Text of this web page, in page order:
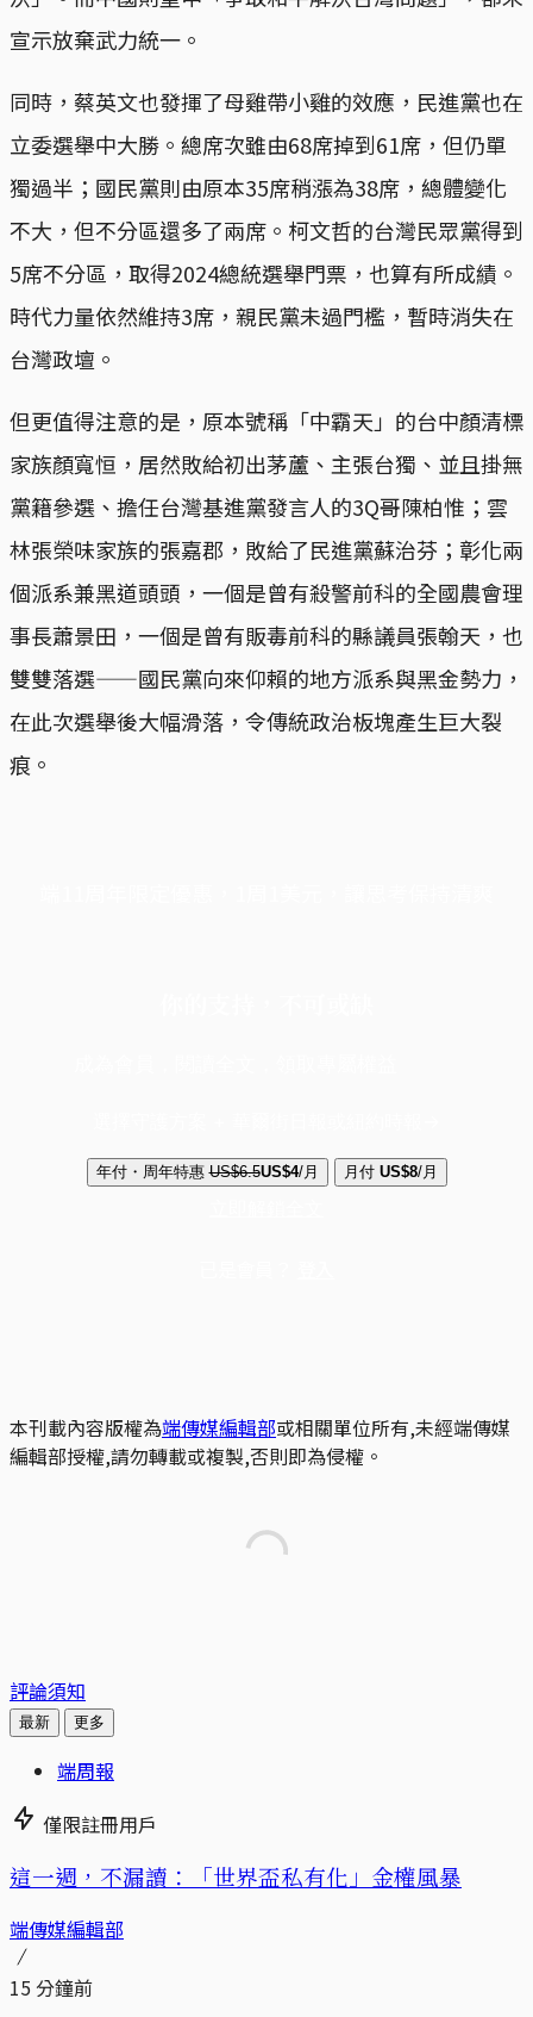
宣示放棄武力統一。
同時，蔡英文也發揮了母雞帶小雞的效應，民進黨也在
立委選舉中大勝。總席次雖由68席掉到61席，但仍單
獨過半；國民黨則由原本35席稍漲為38席，總體變化
不大，但不分區還多了兩席。柯文哲的台灣民眾黨得到
5席不分區，取得2024總統選舉門票，也算有所成績。
時代力量依然維持3席，親民黨未過門檻，暫時消失在
台灣政壇。
但更值得注意的是，原本號稱「中霸天」的台中顏清標
家族顏寬恒，居然敗給初出茅蘆、主張台獨、並且掛無
黨籍參選、擔任台灣基進黨發言人的3Q哥陳柏惟；雲
林張榮味家族的張嘉郡，敗給了民進黨蘇治芬；彰化兩
個派系兼黑道頭頭，一個是曾有殺警前科的全國農會理
事長蕭景田，一個是曾有販毒前科的縣議員張翰天，也
雙雙落選——國民黨向來仰賴的地方派系與黑金勢力，
在此次選舉後大幅滑落，令傳統政治板塊產生巨大裂
痕。
年付・周年特惠 US$6.5US$4/月 月付 US$8/月
本刊載內容版權為端傳媒編輯部或相關單位所有,未經端傳媒
編輯部授權,請勿轉載或複製,否則即為侵權。
評論須知
最新 更多
端周報
僅限註冊用戶
這一週，不漏讀：「世界盃私有化」金權風暴
端傳媒編輯部
15 分鐘前